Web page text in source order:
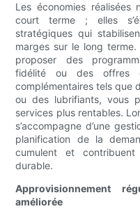
Les économies
court terme ; elles
stratégiques qui
marges sur le long
proposer des
fidélité ou des offres
complémentaires tels que
ou des lubrifiants, vous
services plus rentables.
s’accompagne d’une
planification de la
cumulent et
durable.
Approvisionnement
améliorée